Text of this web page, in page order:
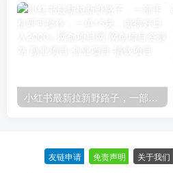
友链申请 免责声明 关于我们